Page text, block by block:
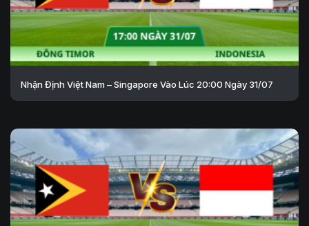
Nhận Định Việt Nam – Singapore Vào Lúc 20:00 Ngày 31/07